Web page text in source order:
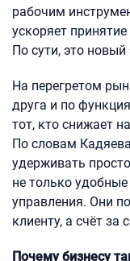
рабочим
ускоряет
По сути, это
На перегретом
друга и по
тот, кто снижает
По словам
удерживать
не только
управления. Они
клиенту, а счёт за
Почему бизнесу